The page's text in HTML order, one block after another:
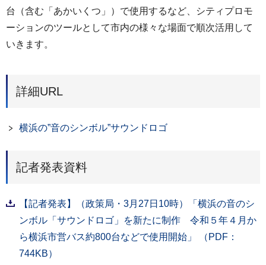
台（含む「あかいくつ」）で使用するなど、シティプロモ
ーションのツールとして市内の様々な場面で順次活用して
いきます。
詳細URL
横浜の”音のシンボル”サウンドロゴ
記者発表資料
【記者発表】（政策局・3月27日10時）「横浜の音のシ
ンボル「サウンドロゴ」を新たに制作 令和５年４月か
ら横浜市営バス約800台などで使用開始」 （PDF：
744KB）